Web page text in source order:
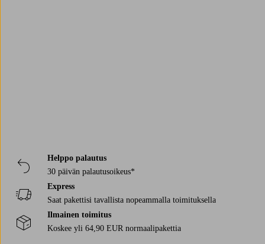
Helppo palautus
30 päivän palautusoikeus*
Express
Saat pakettisi tavallista nopeammalla toimituksella
Ilmainen toimitus
Koskee yli 64,90 EUR normaalipakettia